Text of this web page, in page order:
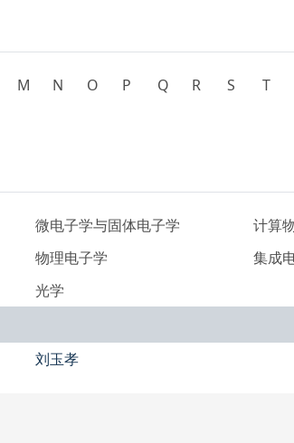
M N O P Q R S T
微电子学与固体电子学
计算
物理电子学
集成
光学
刘玉孝